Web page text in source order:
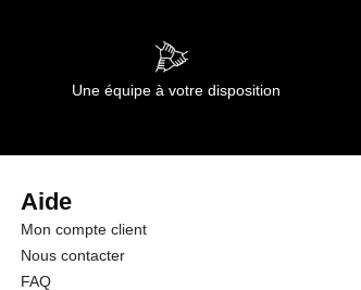
Une équipe à votre disposition
Aide
Mon compte client
Nous contacter
FAQ